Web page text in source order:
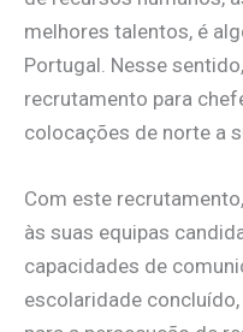
melhores talentos, é
Portugal. Nesse
recrutamento para
colocações de norte a
Com este
às suas equipas
capacidades de
escolaridade